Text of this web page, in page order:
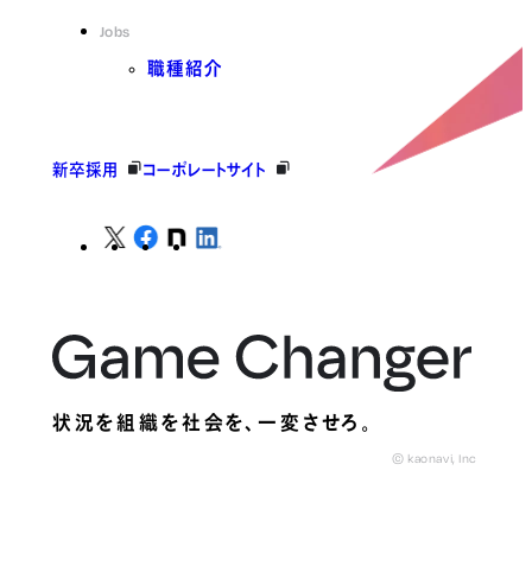
Jobs
職種紹介
新卒採用 コーポレートサイト
状況を組織を社会を、一変させろ。
© kaonavi, Inc